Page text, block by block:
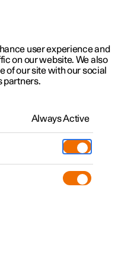
updates
en
user experience and
on our website. We also
of our site with our social
partners.
Always Active